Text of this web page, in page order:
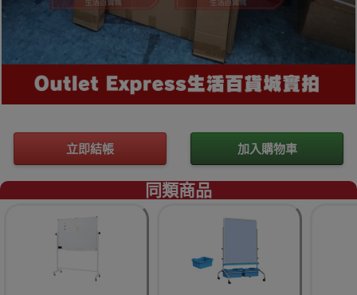
立即結帳 加入購物車
同類商品